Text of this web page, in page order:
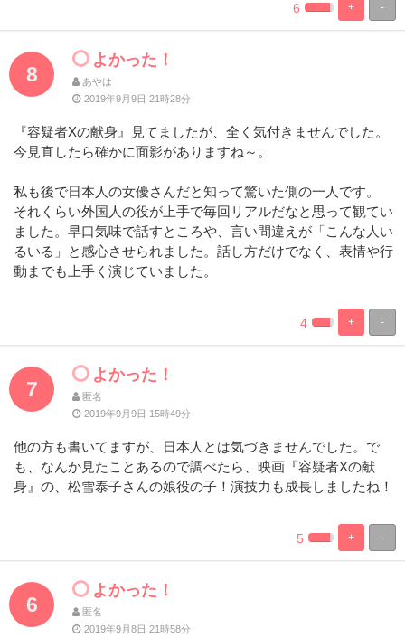
-
+
%
Complete
100%
Complete
6
8
よかった！
あやは
2019年9月9日 21時28分
『容疑者Xの献身』見てましたが、全く気付きませんでした。
今見直したら確かに面影がありますね～。
私も後で日本人の女優さんだと知って驚いた側の一人です。
それくらい外国人の役が上手で毎回リアルだなと思って観てい
ました。早口気味で話すところや、言い間違えが「こんな人い
るいる」と感心させられました。話し方だけでなく、表情や行
動までも上手く演じていました。
-
+
%
Complete
100%
Complete
4
7
よかった！
匿名
2019年9月9日 15時49分
他の方も書いてますが、日本人とは気づきませんでした。で
も、なんか見たことあるので調べたら、映画『容疑者Xの献
身』の、松雪泰子さんの娘役の子！演技力も成長しましたね！
-
+
%
Complete
100%
Complete
5
6
よかった！
匿名
2019年9月8日 21時58分